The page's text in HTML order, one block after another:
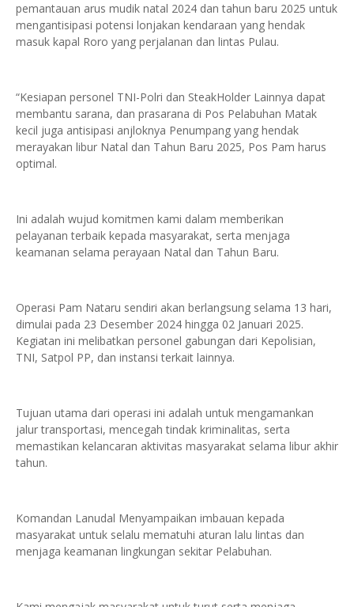
pemantauan arus mudik natal 2024 dan tahun baru 2025 untuk
mengantisipasi potensi lonjakan kendaraan yang hendak
masuk kapal Roro yang perjalanan dan lintas Pulau.
“Kesiapan personel TNI-Polri dan SteakHolder Lainnya dapat
membantu sarana, dan prasarana di Pos Pelabuhan Matak
kecil juga antisipasi anjloknya Penumpang yang hendak
merayakan libur Natal dan Tahun Baru 2025, Pos Pam harus
optimal.
Ini adalah wujud komitmen kami dalam memberikan
pelayanan terbaik kepada masyarakat, serta menjaga
keamanan selama perayaan Natal dan Tahun Baru.
Operasi Pam Nataru sendiri akan berlangsung selama 13 hari,
dimulai pada 23 Desember 2024 hingga 02 Januari 2025.
Kegiatan ini melibatkan personel gabungan dari Kepolisian,
TNI, Satpol PP, dan instansi terkait lainnya.
Tujuan utama dari operasi ini adalah untuk mengamankan
jalur transportasi, mencegah tindak kriminalitas, serta
memastikan kelancaran aktivitas masyarakat selama libur akhir
tahun.
Komandan Lanudal Menyampaikan imbauan kepada
masyarakat untuk selalu mematuhi aturan lalu lintas dan
menjaga keamanan lingkungan sekitar Pelabuhan.